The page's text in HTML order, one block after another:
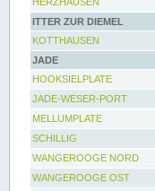
ITTER ZUR DIEMEL
KOTTHAUSEN
JADE
HOOKSIELPLATE
JADE-WESER-PORT
MELLUMPLATE
SCHILLIG
WANGEROOGE NORD
WANGEROOGE OST